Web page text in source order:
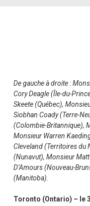
De gauche à droite :
Cory Deagle (Île-du-
Skeete (Québec),
Siobhan Coady (Terre-
(Colombie-Britannique),
Monsieur Warren
Cleveland (Territoires du
(Nunavut), Monsieur
D’Amours (Nouveau-
(Manitoba).
Toronto (Ontario) – le